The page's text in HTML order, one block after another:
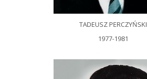
TADEUSZ PERCZYŃSKI
1977-1981